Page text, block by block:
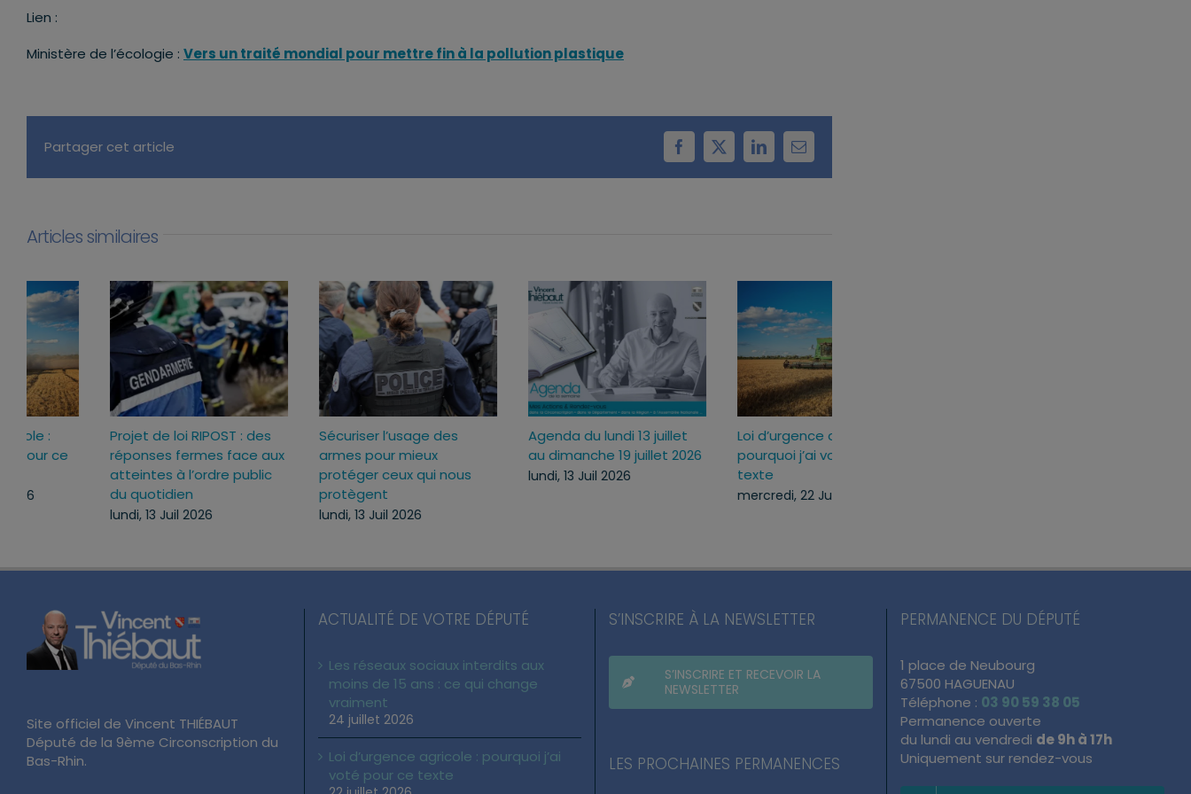
Lien :
Ministère de l’écologie : Vers un traité mondial pour mettre fin à la pollution plastique
Partager cet article Facebook
X LinkedInEmail
Articles similaires
Loi d’urgence agricole :
pourquoi j’ai voté pour ce
mercredi, 22 Juil 2026
Projet de loi RIPOST : des
réponses fermes face aux
atteintes à l’ordre public
lundi, 13 Juil 2026
Sécuriser l’usage des
armes pour mieux
protéger ceux qui nous
Agenda du lundi 13 juillet
au dimanche 19 juillet 2026
lundi, 13 Juil 2026
Site officiel de Vincent THIÉBAUT
Député de la 9ème Circonscription du
Bas-Rhin.
ACTUALITÉ DE VOTRE DÉPUTÉ
Les réseaux sociaux interdits aux
moins de 15 ans : ce qui change
vraiment
24 juillet 2026
Loi d’urgence agricole : pourquoi j’ai
voté pour ce texte
S’INSCRIRE À LA NEWSLETTER
S’INSCRIRE ET RECEVOIR LA
NEWSLETTER
LES PROCHAINES PERMANENCES
PERMANENCE DU DÉPUTÉ
1 place de Neubourg
67500 HAGUENAU
Téléphone : 03 90 59 38 05
Permanence ouverte
du lundi au vendredi de 9h à 17h
Uniquement sur rendez-vous